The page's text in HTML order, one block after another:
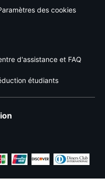
des cookies
d'assistance et FAQ
étudiants